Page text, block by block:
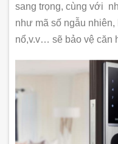
sang trọng, cùng với
như mã số ngẫu
nổ,v.v… sẽ bảo vệ căn